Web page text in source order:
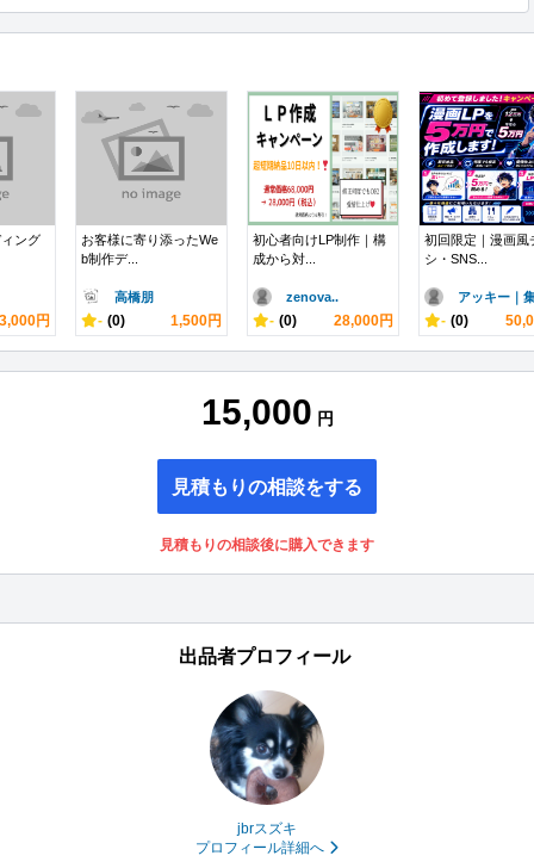
ング
3,000円
お客様に寄り添ったWe
b制作デ...
高橋朋
- (0) 1,500円
初心者向けLP制作｜構
成から対...
zenova..
- (0) 28,000円
初回限定｜漫画風
シ・SNS...
アッキー｜
- (0)
15,000 円
見積もりの相談をする
見積もりの相談後に購入できます
出品者プロフィール
jbrスズキ
プロフィール詳細へ